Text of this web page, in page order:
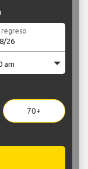
regreso
70+